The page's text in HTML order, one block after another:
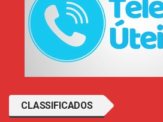
CLASSIFICADOS